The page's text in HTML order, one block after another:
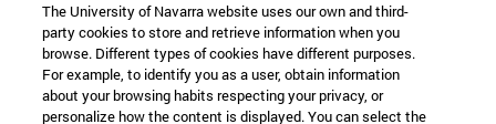
22 SEP
FUNCIÓN Y FICCIÓN. Varios artistas
The University of Navarra website uses our own and third-
party cookies to store and retrieve information when you
browse. Different types of cookies have different purposes.
For example, to identify you as a user, obtain information
about your browsing habits respecting your privacy, or
personalize how the content is displayed. You can select the